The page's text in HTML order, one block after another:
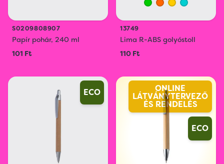
S0209808907
Papír pohár, 240 ml
101 Ft
13749
Lima R-ABS golyóstoll
110 Ft
ECO ONLINE
LÁTVÁNYTERVEZŐ
ÉS RENDELÉS
ECO